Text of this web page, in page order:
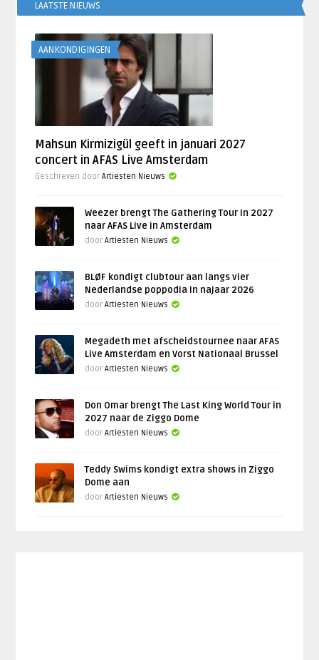
LAATSTE NIEUWS
AANKONDIGINGEN
Mahsun Kirmizigül geeft in januari 2027
concert in AFAS Live Amsterdam
Geschreven doorArtiesten Nieuws
Weezer brengt The Gathering Tour in 2027
naar AFAS Live in Amsterdam
doorArtiesten Nieuws
BLØF kondigt clubtour aan langs vier
Nederlandse poppodia in najaar 2026
doorArtiesten Nieuws
Megadeth met afscheidstournee naar AFAS
Live Amsterdam en Vorst Nationaal Brussel
doorArtiesten Nieuws
Don Omar brengt The Last King World Tour in
2027 naar de Ziggo Dome
doorArtiesten Nieuws
Teddy Swims kondigt extra shows in Ziggo
Dome aan
doorArtiesten Nieuws